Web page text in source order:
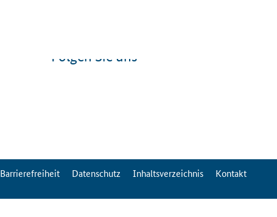
Folgen Sie uns
Barrierefreiheit Datenschutz Inhaltsverzeichnis Kontakt